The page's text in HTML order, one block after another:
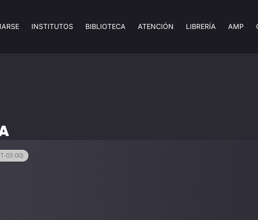
INSTITUTOS BIBLIOTECA ATENCIÓN LIBRERÍA AMP
03:00)